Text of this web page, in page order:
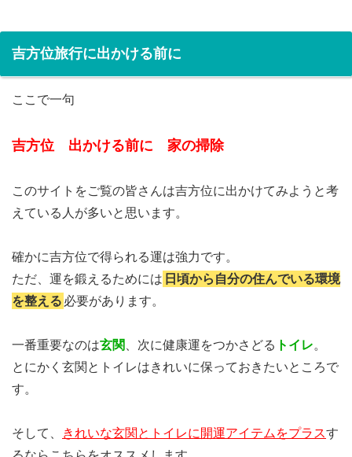
吉方位旅行に出かける前に
ここで一句
吉方位 出かける前に 家の掃除
このサイトをご覧の皆さんは吉方位に出かけてみようと考
えている人が多いと思います。
確かに吉方位で得られる運は強力です。
ただ、運を鍛えるためには 日頃から自分の住んでいる環境
を整える 必要があります。
一番重要なのは玄関 、次に健康運をつかさどる トイレ。
とにかく玄関とトイレはきれいに保っておきたいところで
す。
そして、 きれいな玄関とトイレに開運アイテムをプラスす